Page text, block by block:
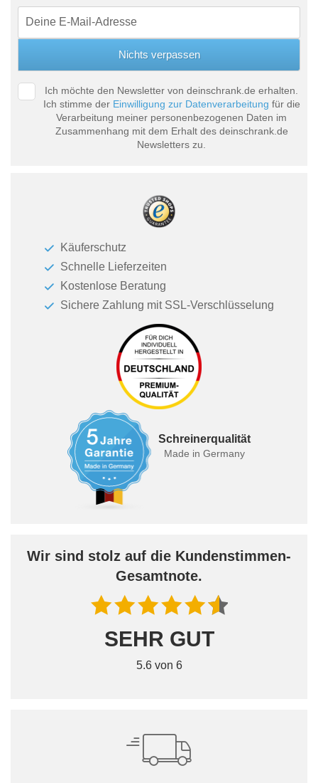
Ich möchte den Newsletter von deinschrank.de erhalten.
Ich stimme der Einwilligung zur Datenverarbeitung für die
Verarbeitung meiner personenbezogenen Daten im
Zusammenhang mit dem Erhalt des deinschrank.de
Newsletters zu.
Käuferschutz
Schnelle Lieferzeiten
Kostenlose Beratung
Sichere Zahlung mit SSL-Verschlüsselung
Schreinerqualität
Made in Germany
Wir sind stolz auf die Kundenstimmen-
Gesamtnote.
SEHR GUT
5.6 von 6